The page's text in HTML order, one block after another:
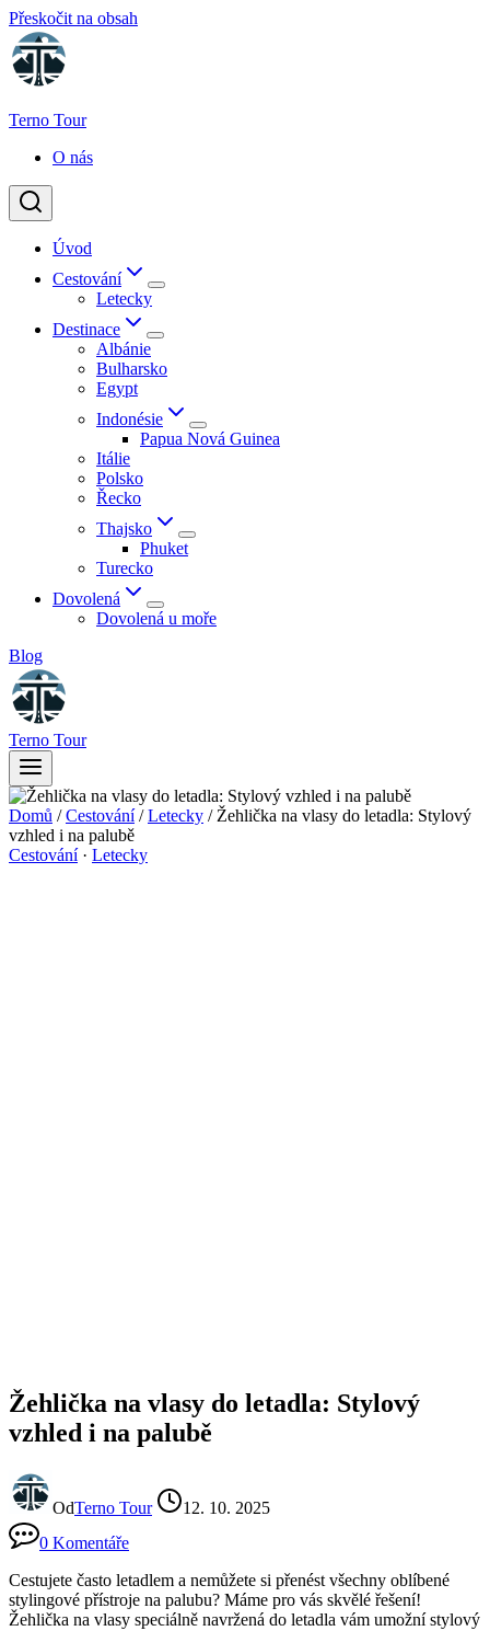
Přeskočit na obsah
Terno Tour
O nás
Úvod
Cestování
Letecky
Destinace
Albánie
Bulharsko
Egypt
Indonésie
Papua Nová Guinea
Itálie
Polsko
Řecko
Thajsko
Phuket
Turecko
Dovolená
Dovolená u moře
Blog
Terno Tour
Domů / Cestování / Letecky / Žehlička na vlasy do letadla: Stylový
vzhled i na palubě
Cestování· Letecky
Žehlička na vlasy do letadla: Stylový
vzhled i na palubě
OdTerno Tour
12. 10. 2025
0 Komentáře
Cestujete často letadlem a nemůžete si přenést všechny oblíbené
stylingové přístroje na palubu? Máme pro vás skvělé řešení!
Žehlička na vlasy speciálně navržená do letadla vám umožní stylový